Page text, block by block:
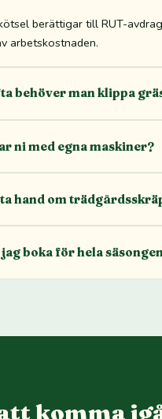
berättigar till RUT-
arbetskostnaden.
behöver man klippa
ni med egna maskiner?
hand om
boka för hela
komma